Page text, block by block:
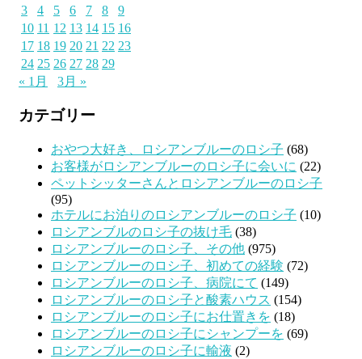
3
4 5 6 7 8
9
10 11 12 13 14 15 16
17 18 19 20 21 22 23
24 25 26 27 28 29
« 1月
3月 »
カテゴリー
おやつ大好き、ロシアンブルーのロシ子 (68)
お客様がロシアンブルーのロシ子に会いに (22)
ペットシッターさんとロシアンブルーのロシ子
(95)
ホテルにお泊りのロシアンブルーのロシ子 (10)
ロシアンブルのロシ子の抜け毛 (38)
ロシアンブルーのロシ子、その他 (975)
ロシアンブルーのロシ子、初めての経験 (72)
ロシアンブルーのロシ子、病院にて (149)
ロシアンブルーのロシ子と酸素ハウス (154)
ロシアンブルーのロシ子にお仕置きを (18)
ロシアンブルーのロシ子にシャンプーを (69)
ロシアンブルーのロシ子に輸液 (2)